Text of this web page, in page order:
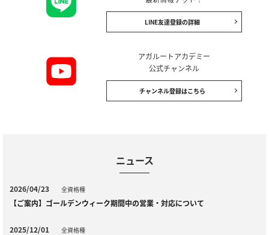
LINE友達登録の詳細
アガルートアカデミー
公式チャンネル
チャンネル登録はこちら
ニュース
2026/04/23 全資格種
【ご案内】ゴールデンウィーク期間中の営業・対応について
2025/12/01 全資格種